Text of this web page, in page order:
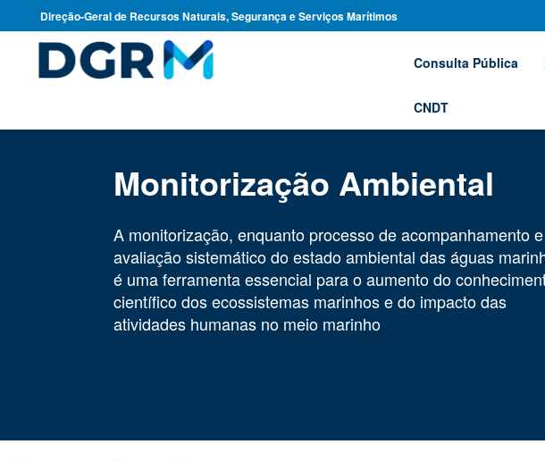
Direção-Geral de Recursos Naturais, Segurança e Serviços Marítimos
Consulta Pública
CNDT
Monitorização Ambiental
A monitorização, enquanto processo de acompanhamento e
avaliação sistemático do estado ambiental das águas
é uma ferramenta essencial para o aumento do
científico dos ecossistemas marinhos e do impacto das
atividades humanas no meio marinho